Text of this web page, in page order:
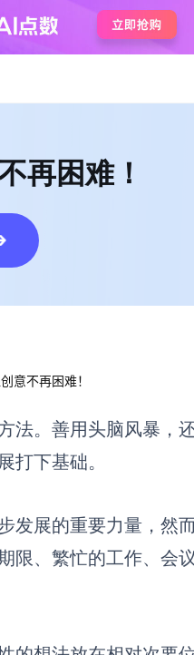
再困难！
意不再困难！
法。善用头脑风暴，
打下基础。
发展的重要力量，然
限、繁忙的工作、会